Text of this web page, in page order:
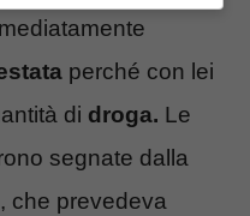
perché con lei
di droga. Le
segnate dalla
che prevedeva